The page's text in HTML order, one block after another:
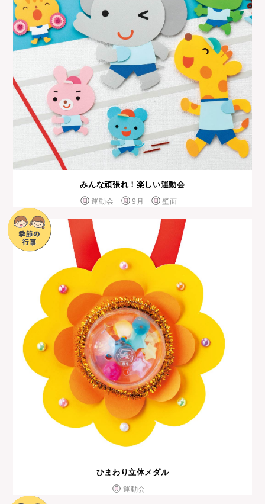
みんな頑張れ！楽しい運動会
運動会 9月 壁面
ひまわり立体メダル
運動会